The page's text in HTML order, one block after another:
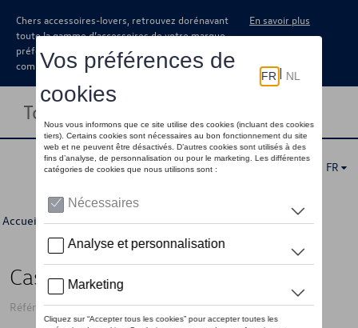
Chers accessoires-lovers, retrouvez dorénavant
toute la gamme d’accessoires de votre marque
préférée sous forme de catalogue à
commander auprès de votre concessionaire.
En savoir plus
Toggle navigation
FR
Accueil >Pour vous >ID Collection >Accessoires > Détail
Casquette VW ID logo, bleu
Référence: 11G084300A